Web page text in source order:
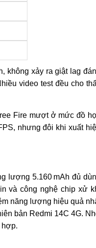
không xảy ra giật lag
video test đều cho
Fire mượt ở mức đồ
nhưng đôi khi xuất
lượng 5.160 mAh đủ
và công nghệ chip xử
năng lượng hiệu quả
bản Redmi 14C 4G.
hợp.